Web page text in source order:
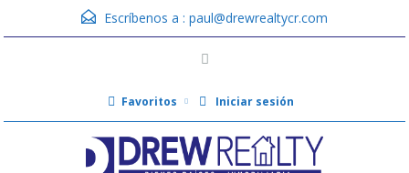
Escríbenos a : paul@drewrealtycr.com
Favoritos Iniciar sesión